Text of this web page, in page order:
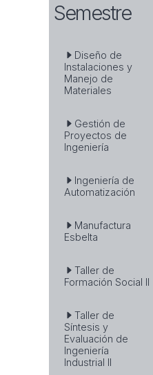
Semestre
Diseño de
Instalaciones y
Manejo de
Materiales
Gestión de
Proyectos de
Ingeniería
Ingeniería de
Automatización
Manufactura
Esbelta
Taller de
Formación Social II
Taller de
Síntesis y
Evaluación de
Ingeniería
Industrial II